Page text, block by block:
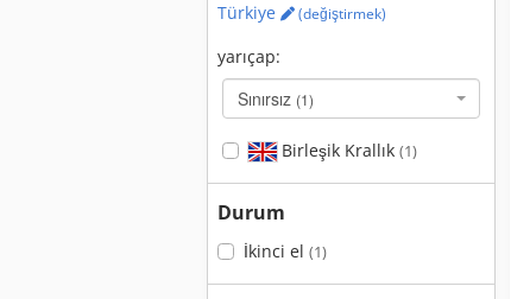
Türkiye
(değiştirmek)
yarıçap:
Sınırsız (1)
Birleşik Krallık (1)
Durum
İkinci el (1)